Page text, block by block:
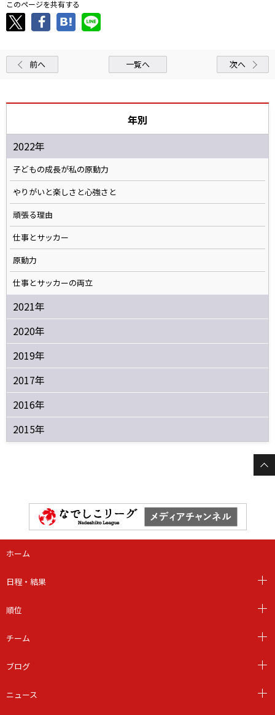
このページを共有する
前へ 一覧へ 次へ
年別
2022年
子どもの成長が私の原動力
やりがいと楽しさと心強さと
頑張る理由
仕事とサッカー
原動力
仕事とサッカーの両立
2021年
2020年
2019年
2017年
2016年
2015年
ホーム
日程・結果
順位
チーム
ブログ
ニュース